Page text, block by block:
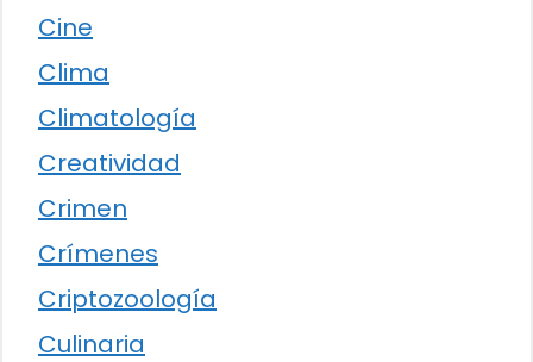
Cine
Clima
Climatología
Creatividad
Crimen
Crímenes
Criptozoología
Culinaria